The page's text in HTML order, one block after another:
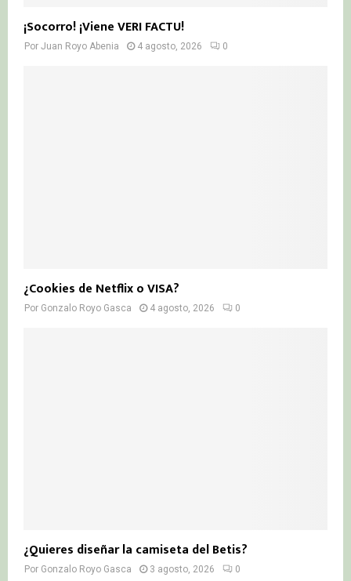
¡Socorro! ¡Viene VERI FACTU!
Por Juan Royo Abenia 4 agosto, 2026 0
¿Cookies de Netflix o VISA?
Por Gonzalo Royo Gasca 4 agosto, 2026 0
¿Quieres diseñar la camiseta del Betis?
Por Gonzalo Royo Gasca 3 agosto, 2026 0